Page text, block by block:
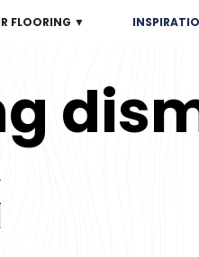
FLOORING ▼